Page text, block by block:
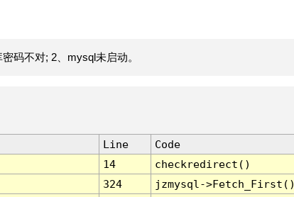
码不对; 2、mysql未启动。
Line
Code
14
checkredirect()
324
jzmysql-